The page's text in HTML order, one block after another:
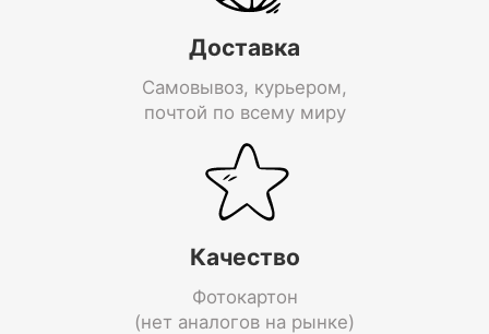
Доставка
Самовывоз, курьером,
почтой по всему миру
Качество
Фотокартон
(нет аналогов на рынке)